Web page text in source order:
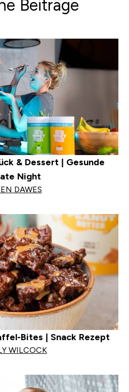
Beiträge
& Dessert | Gesunde
Night
DAWES
Bites | Snack Rezept
WILCOCK